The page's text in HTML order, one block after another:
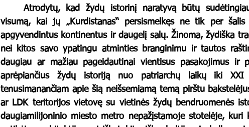
visumą, kai jų „Kurdistanas“ persismelkęs ne tik per
apgyvendintus kontinentus ir daugelį salų. Žinoma, žydiška
nei kitos savo ypatingu atminties branginimu ir tautos
daugiau ar mažiau pageidautinai vientisus pasakojimus ir
aprėpiančius žydų istoriją nuo patriarchų laikų iki XXI
tenusimanančiam apie šią neišsemiamą temą pirštu
ar LDK teritorijos vietovę su vietinės žydų bendruomenės
daugiamilijoninio miesto metro nepažįstamoje stotelėje, kuri